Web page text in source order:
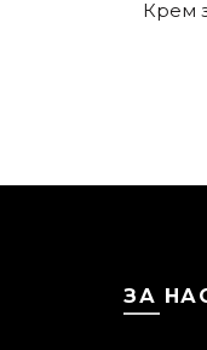
Крем
ЗА